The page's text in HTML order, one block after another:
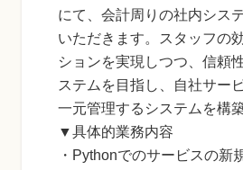
にて、会計周りの社内シス
いただきます。スタッフの
ションを実現しつつ、信頼
ステムを目指し、自社サー
一元管理するシステムを構
▼具体的業務内容
・Pythonでのサービスの新